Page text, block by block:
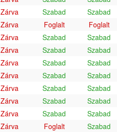
Zárva Szabad
Szabad
Zárva Foglalt
Foglalt
Zárva Szabad
Szabad
Zárva Szabad
Szabad
Zárva Szabad
Szabad
Zárva Szabad
Szabad
Zárva Szabad
Szabad
Zárva Szabad
Szabad
Zárva Szabad
Szabad
Zárva Foglalt
Szabad